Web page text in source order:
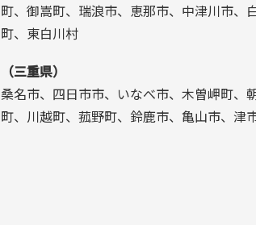
町、御嵩町、瑞浪市、恵那市、中津川市、
町、東白川村
（三重県）
桑名市、四日市市、いなべ市、木曽岬町、
町、川越町、菰野町、鈴鹿市、亀山市、津